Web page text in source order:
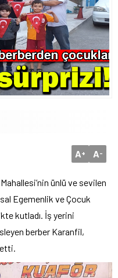
A+ A-
ünlü ve sevilen
Egemenlik ve Çocuk
kutladı. İş yerini
berber Karanfil,